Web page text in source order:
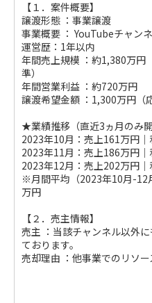
【１．案件概要】
譲渡形態 ：事業譲渡
事業概要 ： YouTubeチャン
運営歴：1年以内
年間売上規模 ：約1,380万
準）
年間営業利益 ：約720万円
譲渡希望金額 ：1,300万円（
★業績推移（直近3ヵ月のみ
2023年10月：売上161万円
2023年11月：売上186万円
2023年12月：売上202万円
※月間平均（2023年10月-12
万円
【２．売主情報】
売主 ：当該チャンネル以外
ております。
売却理由 ：他事業でのリソー